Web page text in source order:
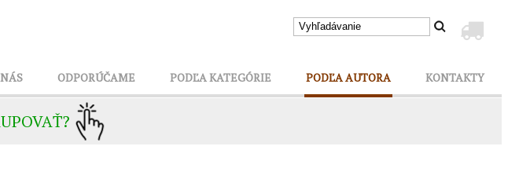
ODPORÚČAME PODĽA KATEGÓRIE PODĽA AUTORA KONTAKTY